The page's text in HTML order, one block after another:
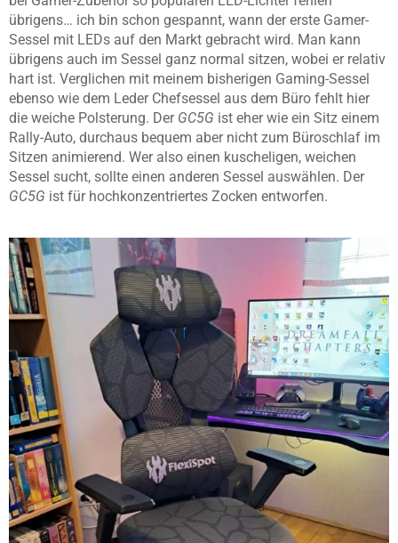
übrigens… ich bin schon gespannt, wann der erste Gamer-
Sessel mit LEDs auf den Markt gebracht wird. Man kann
übrigens auch im Sessel ganz normal sitzen, wobei er relativ
hart ist. Verglichen mit meinem bisherigen Gaming-Sessel
ebenso wie dem Leder Chefsessel aus dem Büro fehlt hier
die weiche Polsterung. Der GC5G ist eher wie ein Sitz einem
Rally-Auto, durchaus bequem aber nicht zum Büroschlaf im
Sitzen animierend. Wer also einen kuscheligen, weichen
Sessel sucht, sollte einen anderen Sessel auswählen. Der
GC5G ist für hochkonzentriertes Zocken entworfen.